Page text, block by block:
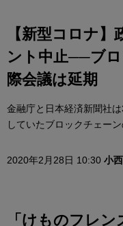
【新型コロナ
ント中止──ブ
際会議は延期
金融庁と日本経済新聞社
していたブロックチェー
2020年2月28日 10:30 小
「けものフレ